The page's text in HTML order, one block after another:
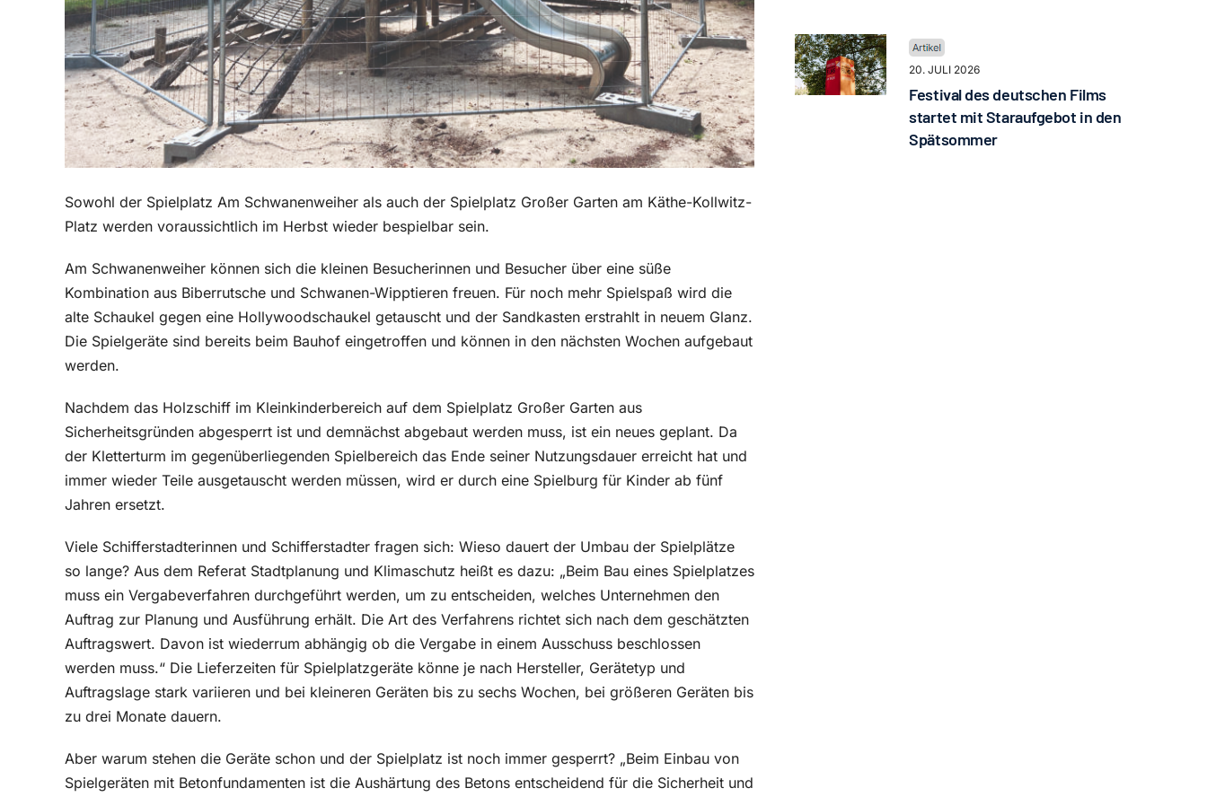
Sowohl der Spielplatz Am Schwanenweiher als auch der Spielplatz Großer Garten am Käthe-Kollwitz-
Platz werden voraussichtlich im Herbst wieder bespielbar sein.
Am Schwanenweiher können sich die kleinen Besucherinnen und Besucher über eine süße
Kombination aus Biberrutsche und Schwanen-Wipptieren freuen. Für noch mehr Spielspaß wird die
alte Schaukel gegen eine Hollywoodschaukel getauscht und der Sandkasten erstrahlt in neuem Glanz.
Die Spielgeräte sind bereits beim Bauhof eingetroffen und können in den nächsten Wochen aufgebaut
werden.
Nachdem das Holzschiff im Kleinkinderbereich auf dem Spielplatz Großer Garten aus
Sicherheitsgründen abgesperrt ist und demnächst abgebaut werden muss, ist ein neues geplant. Da
der Kletterturm im gegenüberliegenden Spielbereich das Ende seiner Nutzungsdauer erreicht hat und
immer wieder Teile ausgetauscht werden müssen, wird er durch eine Spielburg für Kinder ab fünf
Jahren ersetzt.
Viele Schifferstadterinnen und Schifferstadter fragen sich: Wieso dauert der Umbau der Spielplätze
so lange? Aus dem Referat Stadtplanung und Klimaschutz heißt es dazu: „Beim Bau eines Spielplatzes
muss ein Vergabeverfahren durchgeführt werden, um zu entscheiden, welches Unternehmen den
Auftrag zur Planung und Ausführung erhält. Die Art des Verfahrens richtet sich nach dem geschätzten
Auftragswert. Davon ist wiederrum abhängig ob die Vergabe in einem Ausschuss beschlossen
werden muss.“ Die Lieferzeiten für Spielplatzgeräte könne je nach Hersteller, Gerätetyp und
Auftragslage stark variieren und bei kleineren Geräten bis zu sechs Wochen, bei größeren Geräten bis
zu drei Monate dauern.
Aber warum stehen die Geräte schon und der Spielplatz ist noch immer gesperrt? „Beim Einbau von
Spielgeräten mit Betonfundamenten ist die Aushärtung des Betons entscheidend für die Sicherheit und
20. JULI 2026
Festival des deutschen Films
startet mit Staraufgebot in den
Spätsommer